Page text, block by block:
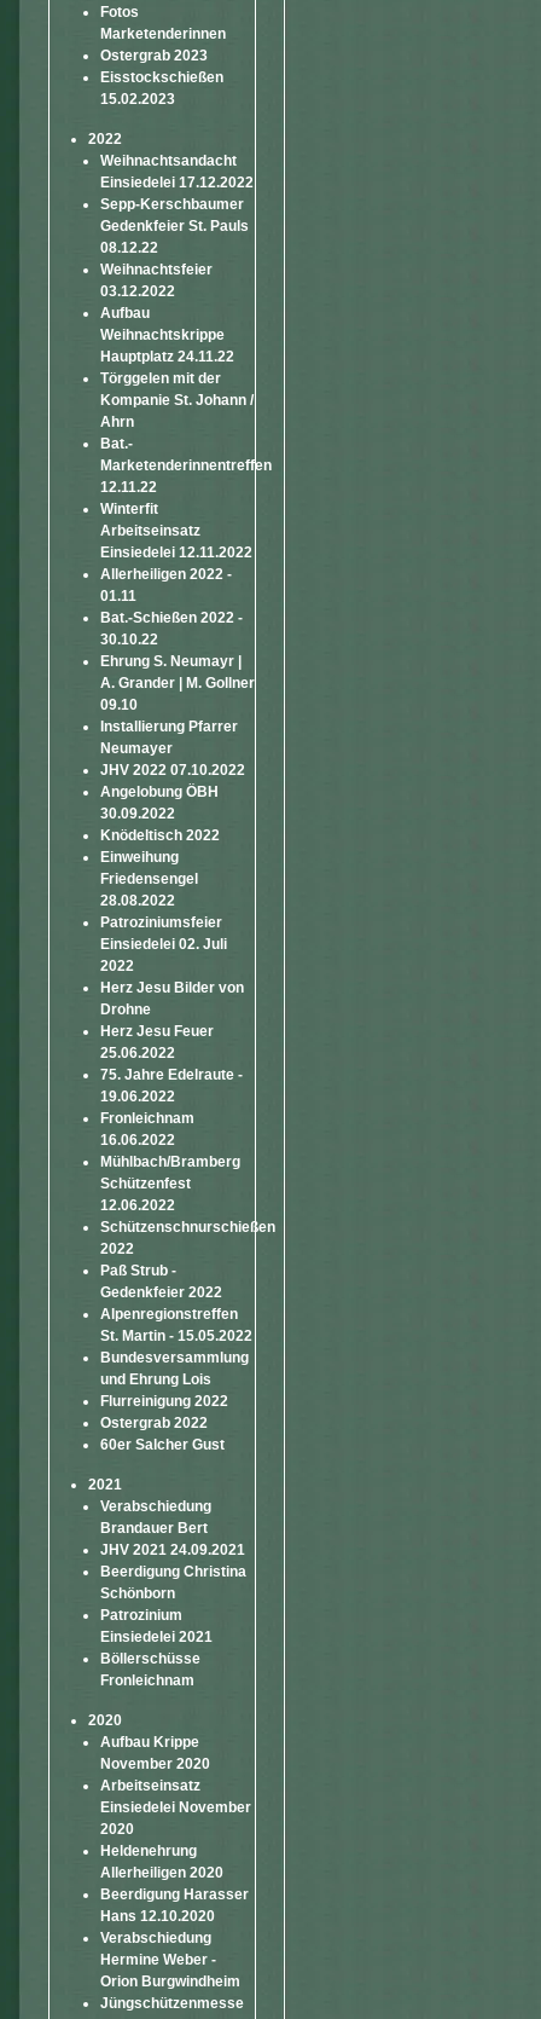
Fotos
Marketenderinnen
Ostergrab 2023
Eisstockschießen
15.02.2023
2022
Weihnachtsandacht
Einsiedelei 17.12.2022
Sepp-Kerschbaumer
Gedenkfeier St. Pauls
08.12.22
Weihnachtsfeier
03.12.2022
Aufbau
Weihnachtskrippe
Hauptplatz 24.11.22
Törggelen mit der
Kompanie St. Johann /
Ahrn
Bat.-
Marketenderinnentreffen
12.11.22
Winterfit
Arbeitseinsatz
Einsiedelei 12.11.2022
Allerheiligen 2022 -
01.11
Bat.-Schießen 2022 -
30.10.22
Ehrung S. Neumayr |
A. Grander | M. Gollner
09.10
Installierung Pfarrer
Neumayer
JHV 2022 07.10.2022
Angelobung ÖBH
30.09.2022
Knödeltisch 2022
Einweihung
Friedensengel
28.08.2022
Patroziniumsfeier
Einsiedelei 02. Juli
2022
Herz Jesu Bilder von
Drohne
Herz Jesu Feuer
25.06.2022
75. Jahre Edelraute -
19.06.2022
Fronleichnam
16.06.2022
Mühlbach/Bramberg
Schützenfest
12.06.2022
Schützenschnurschießen
2022
Paß Strub -
Gedenkfeier 2022
Alpenregionstreffen
St. Martin - 15.05.2022
Bundesversammlung
und Ehrung Lois
Flurreinigung 2022
Ostergrab 2022
60er Salcher Gust
2021
Verabschiedung
Brandauer Bert
JHV 2021 24.09.2021
Beerdigung Christina
Schönborn
Patrozinium
Einsiedelei 2021
Böllerschüsse
Fronleichnam
2020
Aufbau Krippe
November 2020
Arbeitseinsatz
Einsiedelei November
2020
Heldenehrung
Allerheiligen 2020
Beerdigung Harasser
Hans 12.10.2020
Verabschiedung
Hermine Weber -
Orion Burgwindheim
Jüngschützenmesse